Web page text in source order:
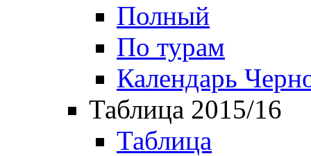
Полный
По турам
Календарь
Таблица 2015/16
Таблица